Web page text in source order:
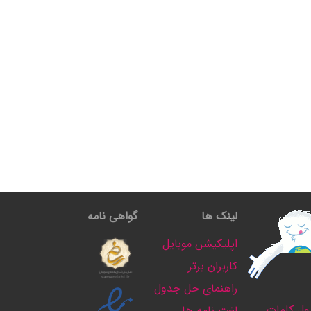
لینک ها
اپلیکیشن موبایل
کاربران برتر
راهنمای حل جدول
گواهی نامه